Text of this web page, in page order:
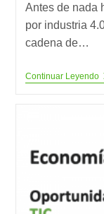
Antes de nada
por industria
cadena de…
Continuar Leyendo